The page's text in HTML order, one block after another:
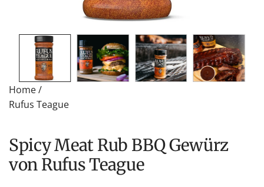
Home/
Rufus Teague
Spicy Meat Rub BBQ Gewürz
von Rufus Teague